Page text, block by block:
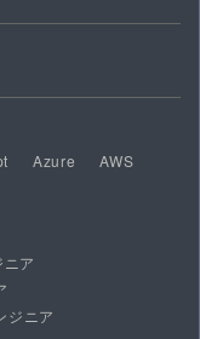
Azure
AWS
ア
ジニア